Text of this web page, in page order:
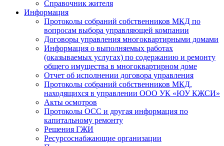
Справочник жителя
Информация
Протоколы собраний собственников МКД по
вопросам выбора управляющей компании
Договоры управления многоквартирными домами
Информация о выполняемых работах
(оказываемых услугах) по содержанию и ремонту
общего имущества в многоквартирном доме
Отчет об исполнении договора управления
Протоколы собраний собственников МКД,
находящихся в управлении ООО УК «ЮУ КЖСИ»
Акты осмотров
Протоколы ОСС и другая информация по
капитальному ремонту
Решения ГЖИ
Ресурсоснабжающие организации